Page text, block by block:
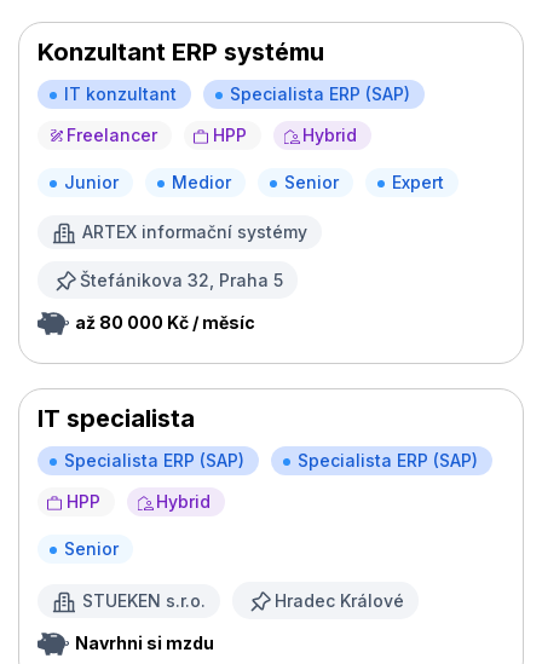
Konzultant ERP systému
IT konzultant
Specialista ERP (SAP)
Freelancer
HPP Hybrid
Junior Medior Senior Expert
ARTEX informační systémy
Štefánikova 32, Praha 5
až 80 000 Kč / měsíc
IT specialista
Specialista ERP (SAP)
Specialista ERP (SAP)
HPP
Hybrid
Senior
STUEKEN s.r.o. Hradec Králové
Navrhni si mzdu